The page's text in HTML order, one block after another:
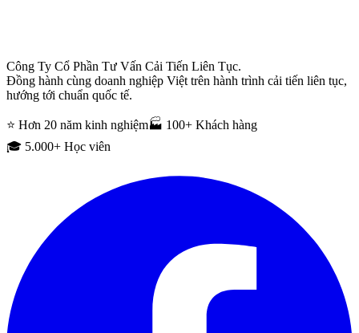
Công Ty Cổ Phần Tư Vấn Cải Tiến Liên Tục.
Đồng hành cùng doanh nghiệp Việt trên hành trình cải tiến liên tục,
hướng tới chuẩn quốc tế.
⭐ Hơn 20 năm kinh nghiệm🏭 100+ Khách hàng
🎓 5.000+ Học viên